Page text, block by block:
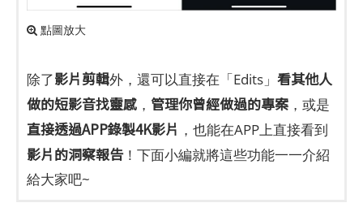
點圖放大
除了影片剪輯外，還可以直接在「Edits」 看其他人
做的短影音找靈感 ， 管理你曾經做過的專案 ，或是
直接透過APP錄製4K影片 ，也能在APP上直接看到
影片的洞察報告！下面小編就將這些功能一一介紹
給大家吧~